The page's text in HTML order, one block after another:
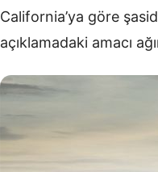
California’ya göre
açıklamadaki amacı